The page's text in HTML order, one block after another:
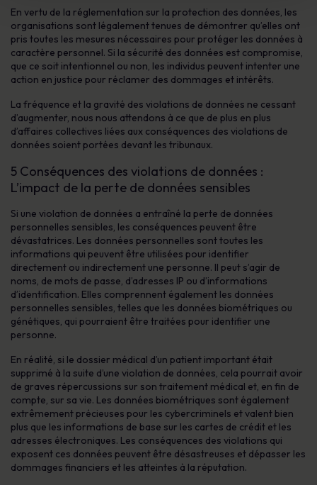
En vertu de la réglementation sur la protection des données, les
organisations sont légalement tenues de démontrer qu’elles ont
pris toutes les mesures nécessaires pour protéger les données à
caractère personnel. Si la sécurité des données est compromise,
que ce soit intentionnel ou non, les individus peuvent intenter une
action en justice pour réclamer des dommages et intérêts.
La fréquence et la gravité des violations de données ne cessant
d’augmenter, nous nous attendons à ce que de plus en plus
d’affaires collectives liées aux conséquences des violations de
données soient portées devant les tribunaux.
5 Conséquences des violations de données :
L’impact de la perte de données sensibles
Si une violation de données a entraîné la perte de données
personnelles sensibles, les conséquences peuvent être
dévastatrices. Les données personnelles sont toutes les
informations qui peuvent être utilisées pour identifier
directement ou indirectement une personne. Il peut s’agir de
noms, de mots de passe, d’adresses IP ou d’informations
d’identification. Elles comprennent également les données
personnelles sensibles, telles que les données biométriques ou
génétiques, qui pourraient être traitées pour identifier une
personne.
En réalité, si le dossier médical d’un patient important était
supprimé à la suite d’une violation de données, cela pourrait avoir
de graves répercussions sur son traitement médical et, en fin de
compte, sur sa vie. Les données biométriques sont également
extrêmement précieuses pour les cybercriminels et valent bien
plus que les informations de base sur les cartes de crédit et les
adresses électroniques. Les conséquences des violations qui
exposent ces données peuvent être désastreuses et dépasser les
dommages financiers et les atteintes à la réputation.